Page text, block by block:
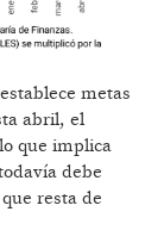
metas
abril, el
que implica
debe
resta de